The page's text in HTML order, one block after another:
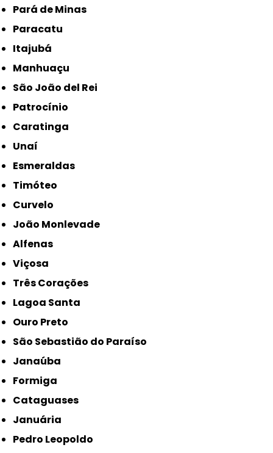
Pará de Minas
Paracatu
Itajubá
Manhuaçu
São João del Rei
Patrocínio
Caratinga
Unaí
Esmeraldas
Timóteo
Curvelo
João Monlevade
Alfenas
Viçosa
Três Corações
Lagoa Santa
Ouro Preto
São Sebastião do Paraíso
Janaúba
Formiga
Cataguases
Januária
Pedro Leopoldo